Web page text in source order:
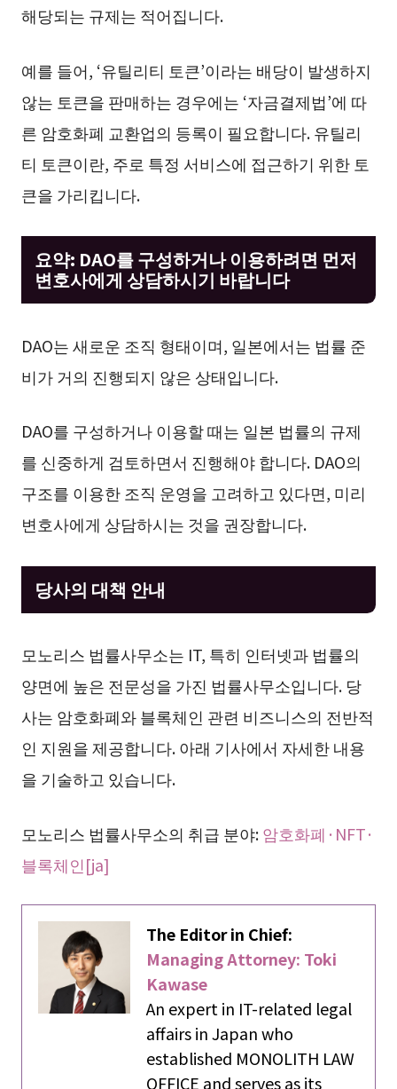
해당되는 규제는 적어집니다.
예를 들어, ‘유틸리티 토큰’이라는 배당이 발생하지
않는 토큰을 판매하는 경우에는 ‘자금결제법’에 따
른 암호화폐 교환업의 등록이 필요합니다. 유틸리
티 토큰이란, 주로 특정 서비스에 접근하기 위한 토
큰을 가리킵니다.
요약: DAO를 구성하거나 이용하려면 먼저
변호사에게 상담하시기 바랍니다
DAO는 새로운 조직 형태이며, 일본에서는 법률 준
비가 거의 진행되지 않은 상태입니다.
DAO를 구성하거나 이용할 때는 일본 법률의 규제
를 신중하게 검토하면서 진행해야 합니다. DAO의
구조를 이용한 조직 운영을 고려하고 있다면, 미리
변호사에게 상담하시는 것을 권장합니다.
당사의 대책 안내
모노리스 법률사무소는 IT, 특히 인터넷과 법률의
양면에 높은 전문성을 가진 법률사무소입니다. 당
사는 암호화폐와 블록체인 관련 비즈니스의 전반적
인 지원을 제공합니다. 아래 기사에서 자세한 내용
을 기술하고 있습니다.
모노리스 법률사무소의 취급 분야:암호화폐·NFT·
블록체인[ja]
The Editor in Chief:
Managing Attorney: Toki
Kawase
An expert in IT-related legal
affairs in Japan who
established MONOLITH LAW
OFFICE and serves as its